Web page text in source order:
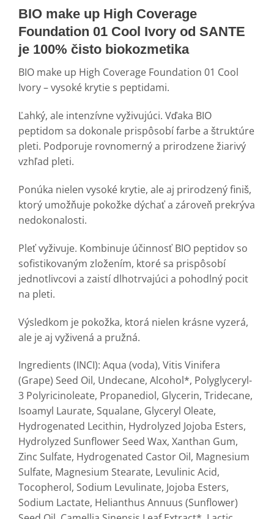
BIO make up High Coverage
Foundation 01 Cool Ivory od SANTE
je 100% čisto biokozmetika
BIO make up High Coverage Foundation 01 Cool
Ivory – vysoké krytie s peptidami.
Ľahký, ale intenzívne vyživujúci. Vďaka BIO
peptidom sa dokonale prispôsobí farbe a štruktúre
pleti. Podporuje rovnomerný a prirodzene žiarivý
vzhľad pleti.
Ponúka nielen vysoké krytie, ale aj prirodzený finiš,
ktorý umožňuje pokožke dýchať a zároveň prekrýva
nedokonalosti.
Pleť vyživuje. Kombinuje účinnosť BIO peptidov so
sofistikovaným zložením, ktoré sa prispôsobí
jednotlivcovi a zaistí dlhotrvajúci a pohodlný pocit
na pleti.
Výsledkom je pokožka, ktorá nielen krásne vyzerá,
ale je aj vyživená a pružná.
Ingredients (INCI): Aqua (voda), Vitis Vinifera
(Grape) Seed Oil, Undecane, Alcohol*, Polyglyceryl-
3 Polyricinoleate, Propanediol, Glycerin, Tridecane,
Isoamyl Laurate, Squalane, Glyceryl Oleate,
Hydrogenated Lecithin, Hydrolyzed Jojoba Esters,
Hydrolyzed Sunflower Seed Wax, Xanthan Gum,
Zinc Sulfate, Hydrogenated Castor Oil, Magnesium
Sulfate, Magnesium Stearate, Levulinic Acid,
Tocopherol, Sodium Levulinate, Jojoba Esters,
Sodium Lactate, Helianthus Annuus (Sunflower)